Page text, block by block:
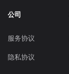
公司
服务协议
隐私协议